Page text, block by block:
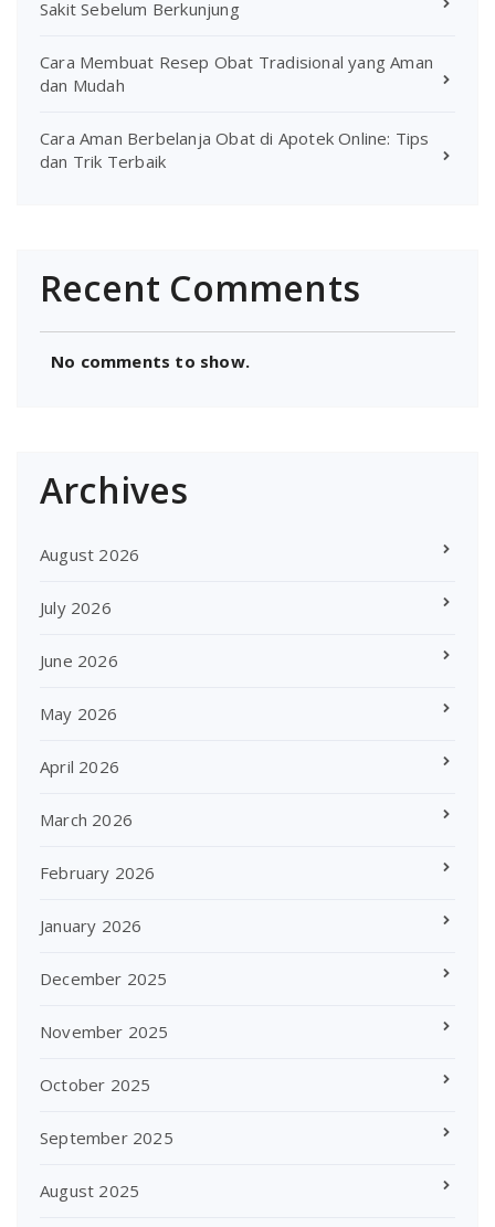
Sakit Sebelum Berkunjung
Cara Membuat Resep Obat Tradisional yang Aman
dan Mudah
Cara Aman Berbelanja Obat di Apotek Online: Tips
dan Trik Terbaik
Recent Comments
No comments to show.
Archives
August 2026
July 2026
June 2026
May 2026
April 2026
March 2026
February 2026
January 2026
December 2025
November 2025
October 2025
September 2025
August 2025